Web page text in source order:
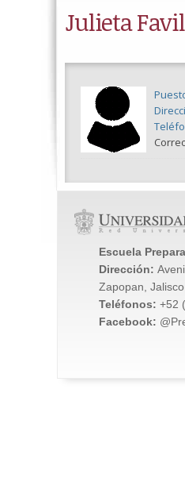
Julieta
Escuela
Dirección:
Zapopan,
Teléfonos: +52
Facebook: